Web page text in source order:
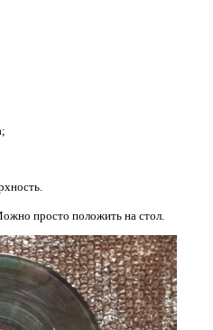
просто положить на стол.